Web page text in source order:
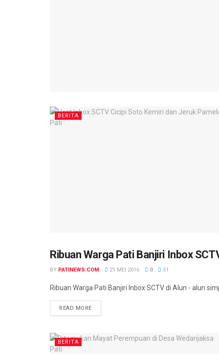
BERITA
BERITA
Ribuan Warga Pati Banjiri Inbox
BY PATINEWS.COM 21 MEI 2016 0 51
Ribuan Warga Pati Banjiri Inbox SCTV di Alun - alun
READ MOREDETAILS
BERITA